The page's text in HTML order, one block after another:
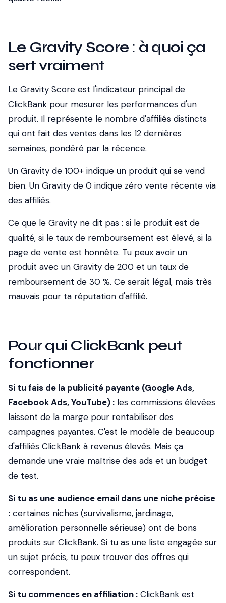
Le Gravity Score : à quoi ça
sert vraiment
Le Gravity Score est l'indicateur principal de
ClickBank pour mesurer les performances d'un
produit. Il représente le nombre d'affiliés distincts
qui ont fait des ventes dans les 12 dernières
semaines, pondéré par la récence.
Un Gravity de 100+ indique un produit qui se vend
bien. Un Gravity de 0 indique zéro vente récente via
des affiliés.
Ce que le Gravity ne dit pas : si le produit est de
qualité, si le taux de remboursement est élevé, si la
page de vente est honnête. Tu peux avoir un
produit avec un Gravity de 200 et un taux de
remboursement de 30 %. Ce serait légal, mais très
mauvais pour ta réputation d'affilié.
Pour qui ClickBank peut
fonctionner
Si tu fais de la publicité payante (Google Ads,
Facebook Ads, YouTube) : les commissions élevées
laissent de la marge pour rentabiliser des
campagnes payantes. C'est le modèle de beaucoup
d'affiliés ClickBank à revenus élevés. Mais ça
demande une vraie maîtrise des ads et un budget
de test.
Si tu as une audience email dans une niche précise
: certaines niches (survivalisme, jardinage,
amélioration personnelle sérieuse) ont de bons
produits sur ClickBank. Si tu as une liste engagée sur
un sujet précis, tu peux trouver des offres qui
correspondent.
Si tu commences en affiliation : ClickBank est